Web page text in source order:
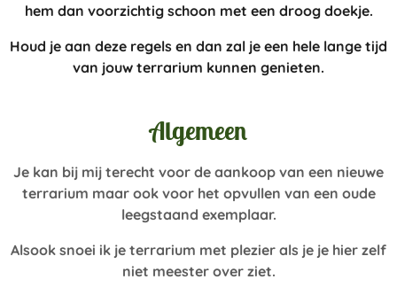
hem dan voorzichtig schoon met een droog doekje.
Houd je aan deze regels en dan zal je een hele lange tijd
van jouw terrarium kunnen genieten.
Algemeen
Je kan bij mij terecht voor de aankoop van een nieuwe
terrarium maar ook voor het opvullen van een oude
leegstaand exemplaar.
Alsook snoei ik je terrarium met plezier als je je hier zelf
niet meester over ziet.